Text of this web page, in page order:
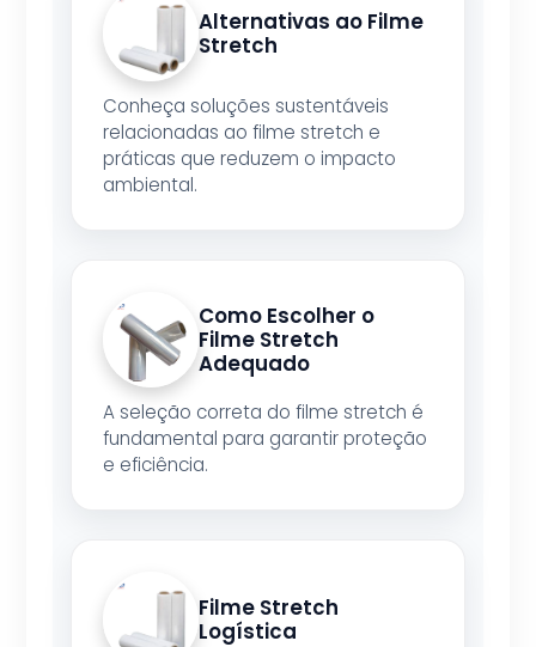
Alternativas ao Filme
Stretch
Conheça soluções sustentáveis
relacionadas ao filme stretch e
práticas que reduzem o impacto
ambiental.
Como Escolher o
Filme Stretch
Adequado
A seleção correta do filme stretch é
fundamental para garantir proteção
e eficiência.
Filme Stretch
Logística